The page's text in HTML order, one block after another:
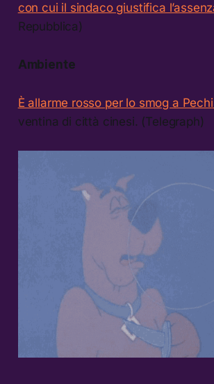
con cui il sindaco giustifica
Repubblica)
Ambiente
È allarme rosso per lo smog a
ventina di città cinesi. (Telegraph)